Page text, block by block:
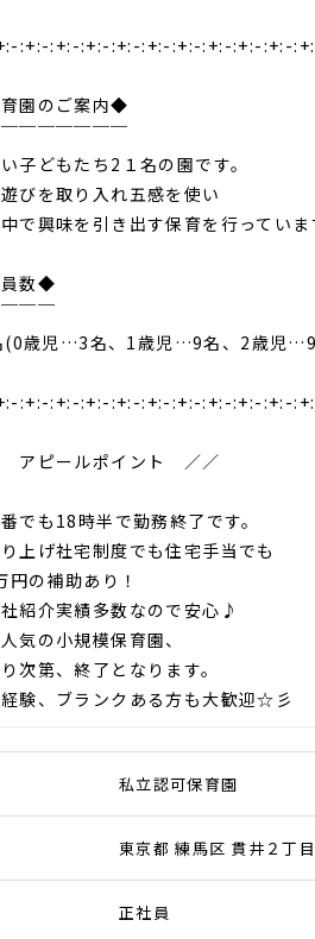
:+:-:+:-:+:-:+:-:+:-:+:-:+:-:+:-:+:-
園のご案内◆
￣￣￣￣￣￣
子どもたち2１名の園です。
びを取り入れ五感を使い
で興味を引き出す保育を行っていま
数◆
￣￣
(0歳児…3名、1歳児…9名、2歳児
:+:-:+:-:+:-:+:-:+:-:+:-:+:-:+:-:+:-
アピールポイント ／／
番でも18時半で勤務終了です。
り上げ社宅制度でも住宅手当でも
円の補助あり！
社紹介実績多数なので安心♪
気の小規模保育園、
次第、終了となります。
経験、ブランクある方も大歓迎☆彡
私立認可保育園
東京都 練馬区 貫井２丁
正社員